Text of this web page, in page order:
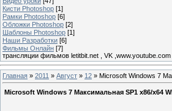
Кисти Photoshop [1]
Рамки Photoshop [6]
Обложки Photoshop [2]
Шаблоны Photoshop [1]
Наши Разработки [6]
Фильмы Онлайн [7]
трансляции фильмов letitbit.net , VK ,www.youtube.com
Главная » 2011 » Август » 12 » Microsoft Windows 7
Microsoft Windows 7 Максимальная SP1 x86/x64